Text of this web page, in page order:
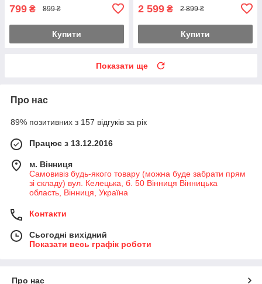
799 ₴ 899 ₴
Купити
2 599 ₴ 2 899 ₴
Купити
Показати ще
Про нас
89% позитивних з 157 відгуків за рік
Працює з 13.12.2016
м. Вінниця
Самовивіз будь-якого товару (можна буде забрати прям
зі складу) вул. Келецька, б. 50 Вінниця Вінницька
область, Вінниця, Україна
Контакти
Сьогодні вихідний
Показати весь графік роботи
Про нас